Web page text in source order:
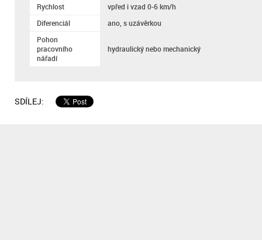
Rychlost
vpřed i vzad 0-6 km/h
Diferenciál
ano, s uzávěrkou
Pohon
pracovního
nářadí
hydraulický nebo mechanický
SDÍLEJ: